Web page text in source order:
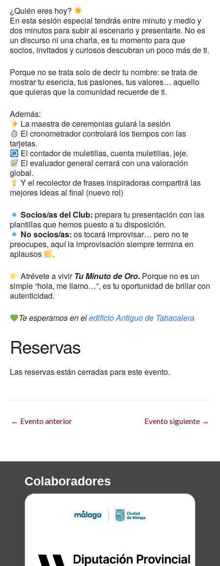
¿Quién eres hoy?
En esta sesión especial tendrás entre minuto y medio y
dos minutos para subir al escenario y presentarte. No es
un discurso ni una charla, es tu momento para que
socios, invitados y curiosos descubran un poco más de ti.
Porque no se trata solo de decir tu nombre: se trata de
mostrar tu esencia, tus pasiones, tus valores… aquello
que quieras que la comunidad recuerde de ti.
Además:
La maestra de ceremonias guiará la sesión
El cronometrador controlará los tiempos con las
tarjetas.
El contador de muletillas, cuenta muletillas, jeje.
El evaluador general cerrará con una valoración
global.
Y el recolector de frases inspiradoras compartirá las
mejores ideas al final (nuevo rol)
Socios/as del Club: prepara tu presentación con las
plantillas que hemos puesto a tu disposición.
No socios/as: os tocará improvisar… pero no te
preocupes, aquí la improvisación siempre termina en
aplausos
.
Atrévete a vivirTu Minuto de Oro. Porque no es un
simple “hola, me llamo…”, es tu oportunidad de brillar con
autenticidad.
Te esperamos en eledificio Antiguo de Tabacalera
Reservas
Las reservas están cerradas para este evento.
← Evento anterior Evento siguiente →
Colaboradores